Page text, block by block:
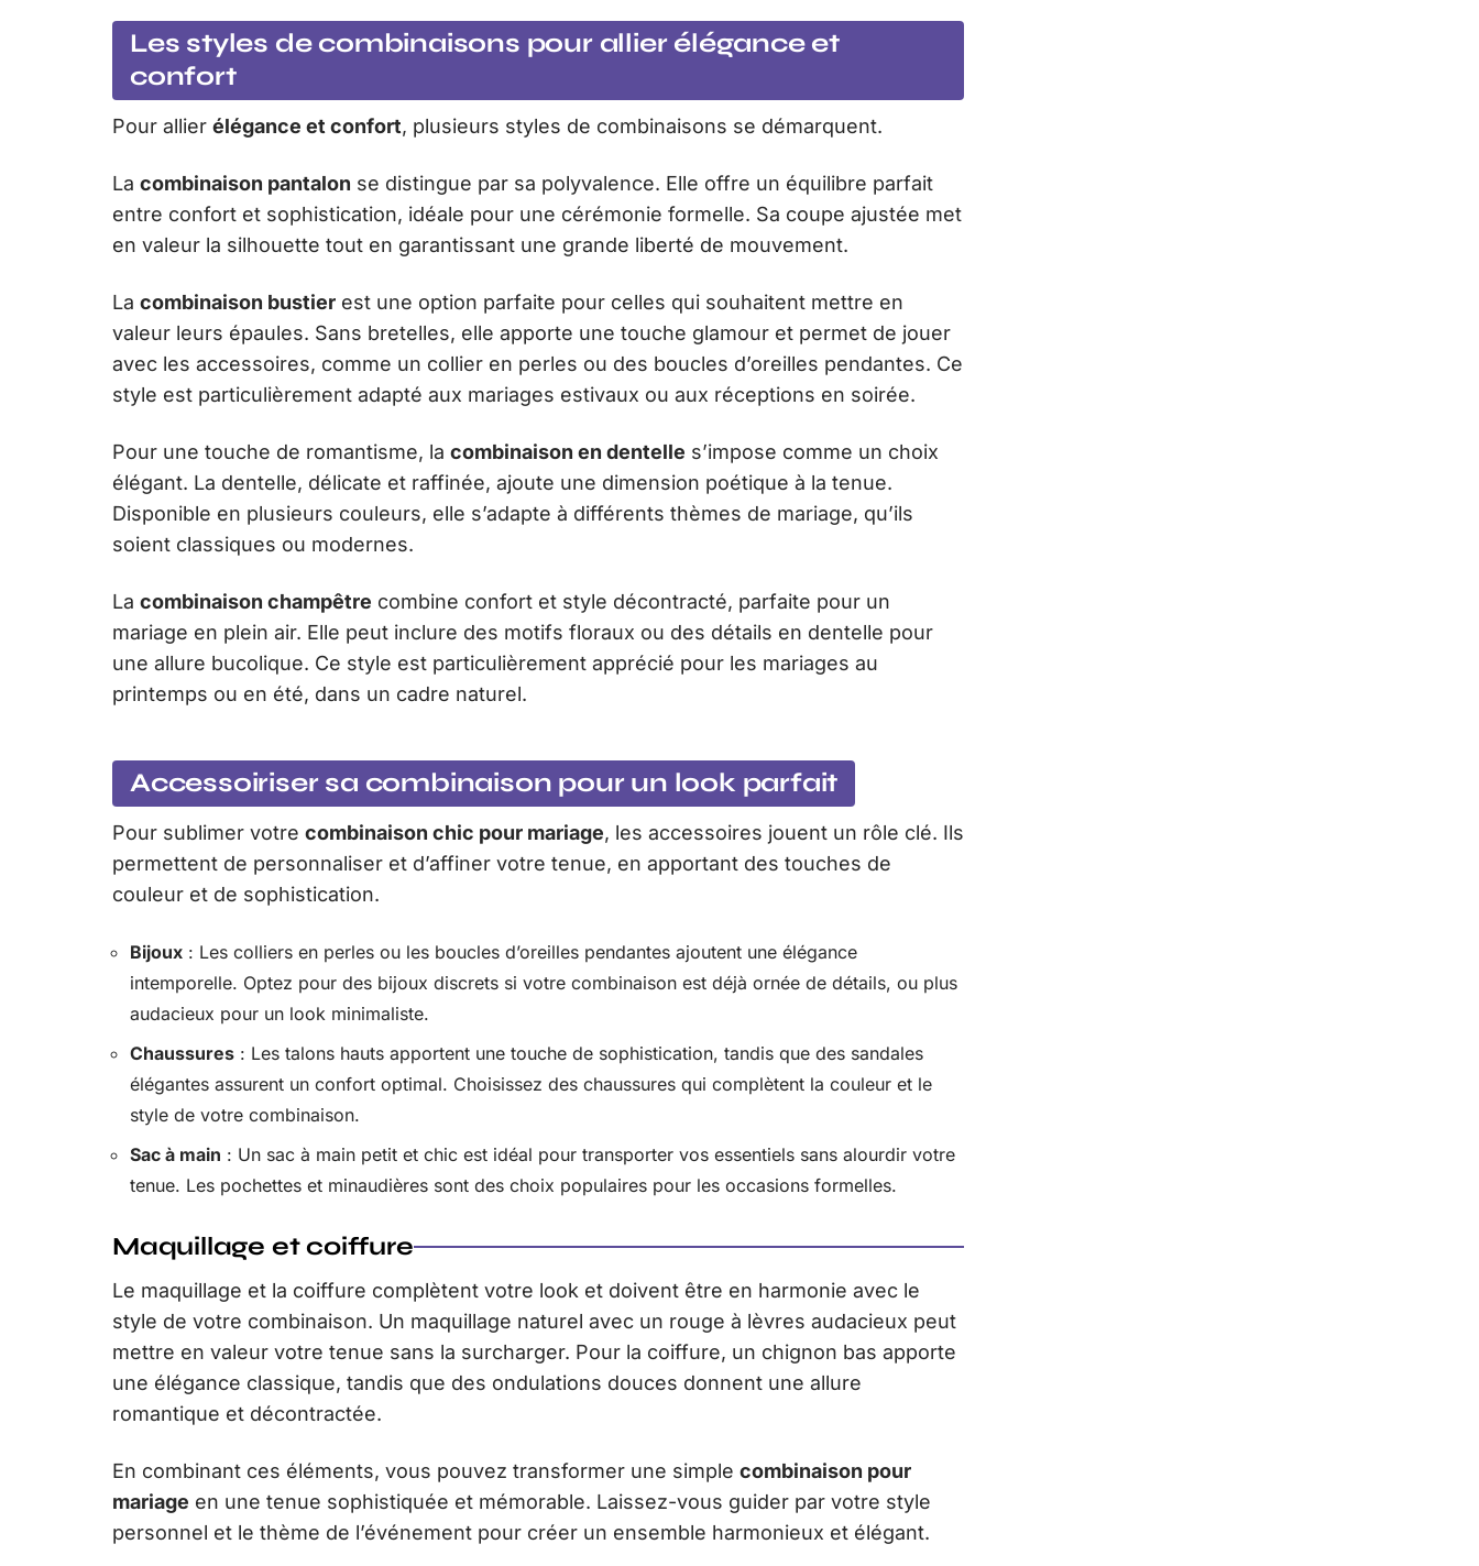
Les styles de combinaisons pour allier élégance et
confort
Pour allier élégance et confort, plusieurs styles de combinaisons se démarquent.
La combinaison pantalon se distingue par sa polyvalence. Elle offre un équilibre parfait
entre confort et sophistication, idéale pour une cérémonie formelle. Sa coupe ajustée met
en valeur la silhouette tout en garantissant une grande liberté de mouvement.
La combinaison bustier est une option parfaite pour celles qui souhaitent mettre en
valeur leurs épaules. Sans bretelles, elle apporte une touche glamour et permet de jouer
avec les accessoires, comme un collier en perles ou des boucles d’oreilles pendantes. Ce
style est particulièrement adapté aux mariages estivaux ou aux réceptions en soirée.
Pour une touche de romantisme, la combinaison en dentelle s’impose comme un choix
élégant. La dentelle, délicate et raffinée, ajoute une dimension poétique à la tenue.
Disponible en plusieurs couleurs, elle s’adapte à différents thèmes de mariage, qu’ils
soient classiques ou modernes.
La combinaison champêtre combine confort et style décontracté, parfaite pour un
mariage en plein air. Elle peut inclure des motifs floraux ou des détails en dentelle pour
une allure bucolique. Ce style est particulièrement apprécié pour les mariages au
printemps ou en été, dans un cadre naturel.
Accessoiriser sa combinaison pour un look parfait
Pour sublimer votre combinaison chic pour mariage, les accessoires jouent un rôle clé. Ils
permettent de personnaliser et d’affiner votre tenue, en apportant des touches de
couleur et de sophistication.
Bijoux : Les colliers en perles ou les boucles d’oreilles pendantes ajoutent une élégance
intemporelle. Optez pour des bijoux discrets si votre combinaison est déjà ornée de détails, ou plus
audacieux pour un look minimaliste.
Chaussures : Les talons hauts apportent une touche de sophistication, tandis que des sandales
élégantes assurent un confort optimal. Choisissez des chaussures qui complètent la couleur et le
style de votre combinaison.
Sac à main : Un sac à main petit et chic est idéal pour transporter vos essentiels sans alourdir votre
tenue. Les pochettes et minaudières sont des choix populaires pour les occasions formelles.
Maquillage et coiffure
Le maquillage et la coiffure complètent votre look et doivent être en harmonie avec le
style de votre combinaison. Un maquillage naturel avec un rouge à lèvres audacieux peut
mettre en valeur votre tenue sans la surcharger. Pour la coiffure, un chignon bas apporte
une élégance classique, tandis que des ondulations douces donnent une allure
romantique et décontractée.
En combinant ces éléments, vous pouvez transformer une simple combinaison pour
mariage en une tenue sophistiquée et mémorable. Laissez-vous guider par votre style
personnel et le thème de l’événement pour créer un ensemble harmonieux et élégant.